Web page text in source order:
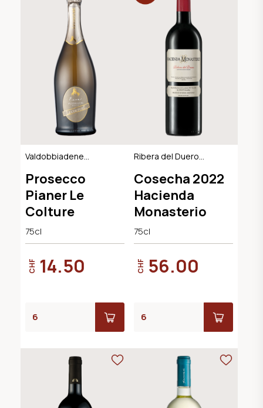
Valdobbiadene
Prosecco
Pianer Le
Colture
75cl
CHF 14.50
Ribera del Duero
Cosecha 2022
Hacienda
Monasterio
75cl
CHF 56.00